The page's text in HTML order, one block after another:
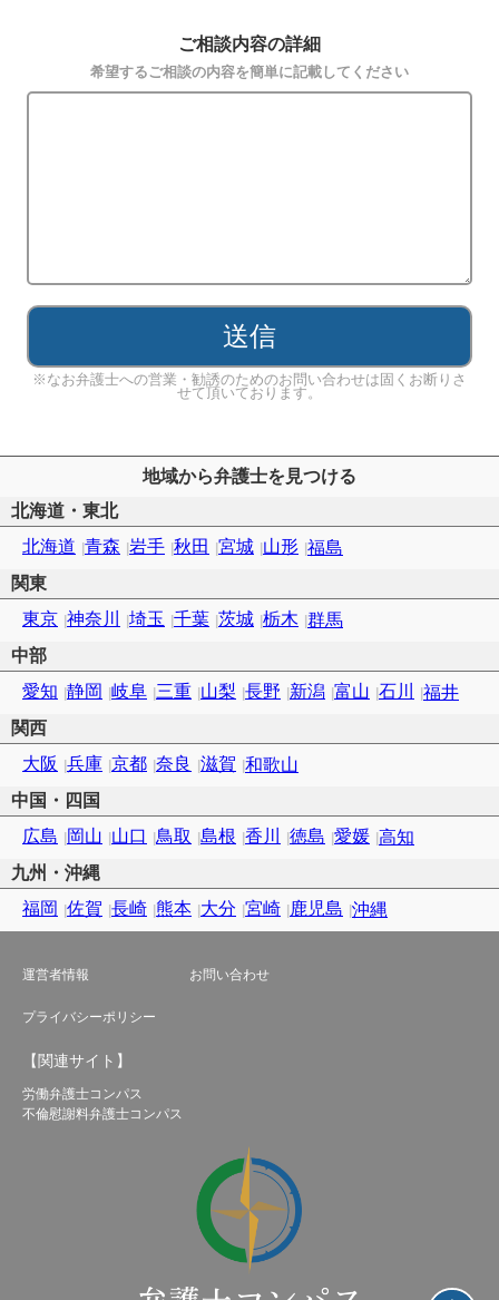
ご相談内容の詳細
希望するご相談の内容を簡単に記載してください
※なお弁護士への営業・勧誘のためのお問い合わせは固くお断りさ
せて頂いております。
地域から弁護士を見つける
北海道・東北
北海道 青森 岩手 秋田 宮城 山形 福島
関東
東京 神奈川 埼玉 千葉 茨城 栃木 群馬
中部
愛知 静岡 岐阜 三重 山梨 長野 新潟 富山 石川
福井
関西
大阪 兵庫 京都 奈良 滋賀 和歌山
中国・四国
広島
岡山 山口 鳥取 島根 香川 徳島 愛媛 高知
九州・沖縄
福岡 佐賀 長崎 熊本 大分 宮崎 鹿児島 沖縄
運営者情報 お問い合わせ
プライバシーポリシー
【関連サイト】
労働弁護士コンパス
不倫慰謝料弁護士コンパス